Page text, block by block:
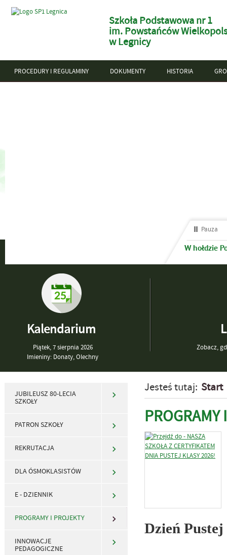
Szkoła Podstawowa nr 1
im. Powstańców
w Legnicy
PROCEDURY I REGULAMINY DOKUMENTY HISTORIA
Pauza
W hołdzie
Kalendarium
Piątek,7sierpnia 2026
Imieniny: Donaty, Olechny
Zobacz,
JUBILEUSZ 80-LECIA
SZKOŁY
PATRON SZKOŁY
REKRUTACJA
DLA ÓSMOKLASISTÓW
E - DZIENNIK
PROGRAMY I PROJEKTY
INNOWACJE
PEDAGOGICZNE
Jesteś tutaj: Start
PROGRAMY
Dzień